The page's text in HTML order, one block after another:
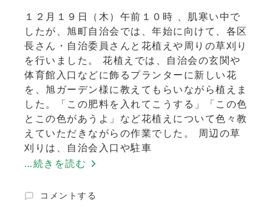
フ
ロ
ン
ト
か
ら
説
明
と
サ
ッ
カ
室
１２月１９日（木）午前１０時 、肌寒い中で
したが、旭町自治会では、年始に向けて、各区
長さん・自治委員さんと花植えや周りの草刈り
を行いました。 花植えでは、自治会の玄関や
体育館入口などに飾るプランターに新しい花
を、旭ガーデン様に教えてもらいながら植えま
した。「この肥料を入れてこうする」「この色
とこの色があうよ」など花植えについて色々教
えていただきながらの作業でした。 周辺の草
刈りは、自治会入口や駐車
…続きを読む
亀
コメントする